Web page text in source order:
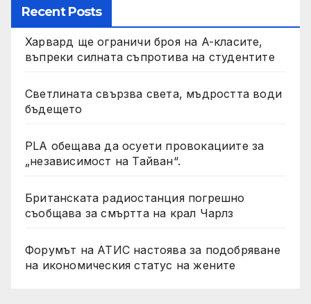
Recent Posts
Харвард ще ограничи броя на A-класите,
въпреки силната съпротива на студентите
Светлината свързва света, мъдростта води
бъдещето
PLA обещава да осуети провокациите за
„независимост на Тайван“.
Британската радиостанция погрешно
съобщава за смъртта на крал Чарлз
Форумът на АТИС настоява за подобряване
на икономическия статус на жените